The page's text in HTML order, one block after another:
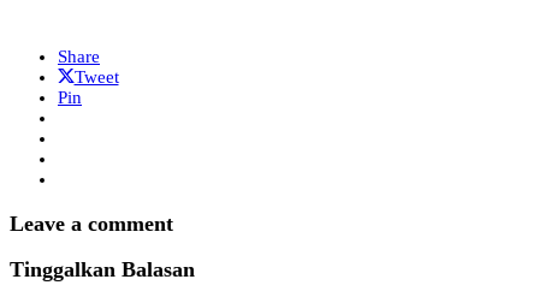
Share
Tweet
Pin
Leave a comment
Tinggalkan Balasan